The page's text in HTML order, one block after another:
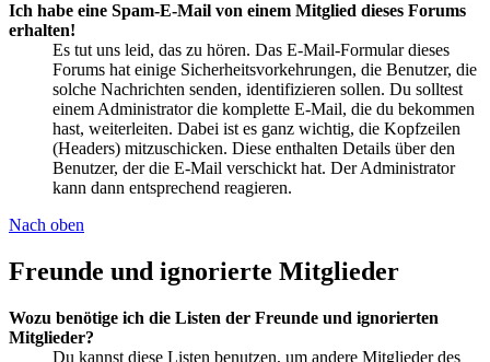
Ich habe eine Spam-E-Mail von einem Mitglied dieses Forums
erhalten!
Es tut uns leid, das zu hören. Das E-Mail-Formular dieses
Forums hat einige Sicherheitsvorkehrungen, die Benutzer, die
solche Nachrichten senden, identifizieren sollen. Du solltest
einem Administrator die komplette E-Mail, die du bekommen
hast, weiterleiten. Dabei ist es ganz wichtig, die Kopfzeilen
(Headers) mitzuschicken. Diese enthalten Details über den
Benutzer, der die E-Mail verschickt hat. Der Administrator
kann dann entsprechend reagieren.
Nach oben
Freunde und ignorierte Mitglieder
Wozu benötige ich die Listen der Freunde und ignorierten
Mitglieder?
Du kannst diese Listen benutzen, um andere Mitglieder des